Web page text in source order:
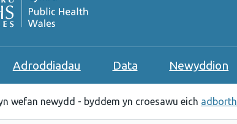
Adroddiadau Data Newyddion
wefan newydd - byddem yn croesawu eich adborth